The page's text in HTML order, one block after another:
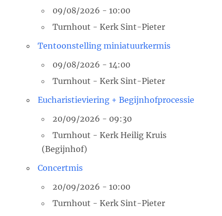
09/08/2026 - 10:00
Turnhout - Kerk Sint-Pieter
Tentoonstelling miniatuurkermis
09/08/2026 - 14:00
Turnhout - Kerk Sint-Pieter
Eucharistieviering + Begijnhofprocessie
20/09/2026 - 09:30
Turnhout - Kerk Heilig Kruis
(Begijnhof)
Concertmis
20/09/2026 - 10:00
Turnhout - Kerk Sint-Pieter